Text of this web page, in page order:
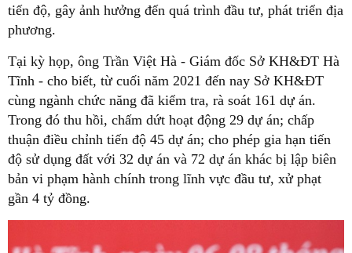
tiến độ, gây ảnh hưởng đến quá trình đầu tư, phát triển địa
phương.
Tại kỳ họp, ông Trần Việt Hà - Giám đốc Sở KH&ĐT Hà
Tĩnh - cho biết, từ cuối năm 2021 đến nay Sở KH&ĐT
cùng ngành chức năng đã kiểm tra, rà soát 161 dự án.
Trong đó thu hồi, chấm dứt hoạt động 29 dự án; chấp
thuận điều chỉnh tiến độ 45 dự án; cho phép gia hạn tiến
độ sử dụng đất với 32 dự án và 72 dự án khác bị lập biên
bản vi phạm hành chính trong lĩnh vực đầu tư, xử phạt
gần 4 tỷ đồng.